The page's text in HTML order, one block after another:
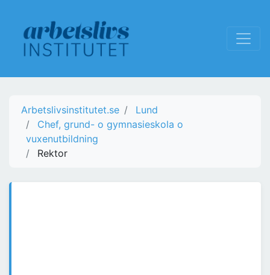
Arbetslivsinstitutet.se
Lund
Chef, grund- o gymnasieskola o
vuxenutbildning
Rektor